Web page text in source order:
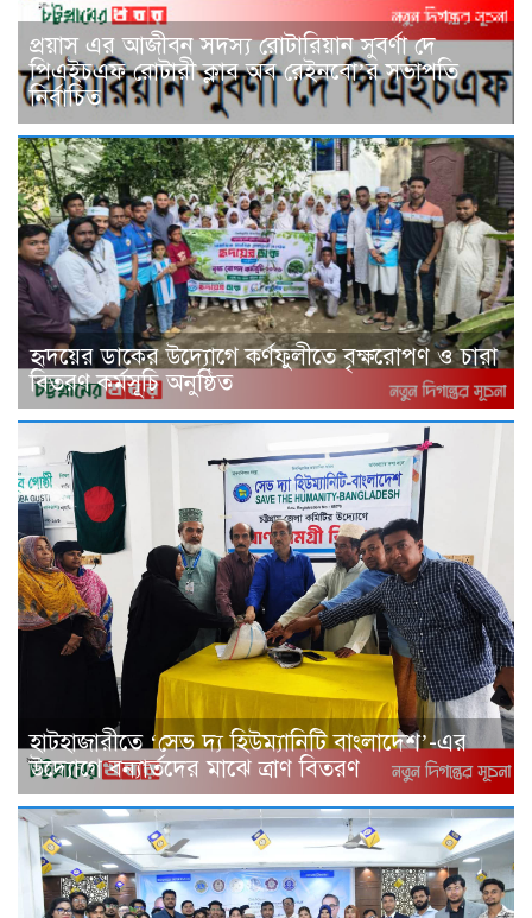
প্রয়াস এর আজীবন সদস্য রোটারিয়ান সুবর্ণা দে
পিএইচএফ রোটারী ক্লাব অব রেইনবো’র সভাপতি
নির্বাচিত
হৃদয়ের ডাকের উদ্যোগে কর্ণফুলীতে বৃক্ষরোপণ ও চারা
বিতরণ কর্মসূচি অনুষ্ঠিত
হাটহাজারীতে ‘সেভ দ্য হিউম্যানিটি বাংলাদেশ’-এর
উদ্যোগে বন্যার্তদের মাঝে ত্রাণ বিতরণ